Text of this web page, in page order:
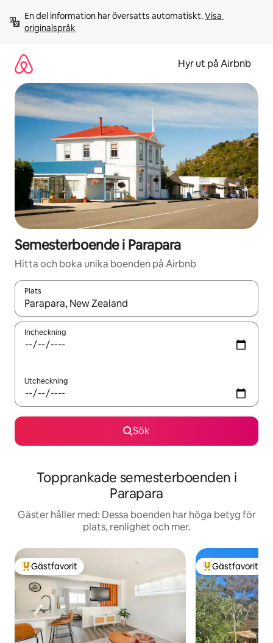
innehåll
En del information har översatts automatiskt. Visa
originalspråk
Hyr ut på Airbnb
Semesterboende i Parapara
Hitta och boka unika boenden på Airbnb
Plats
När resultaten är tillgängliga kan du navigera med upp- och
Incheckning
Utcheckning
Sök
Topprankade semesterboenden i
Parapara
Gäster håller med: Dessa boenden har höga betyg för
plats, renlighet och mer.
Populär gästfavorit
Gästfavorit Populär
Gästfavorit